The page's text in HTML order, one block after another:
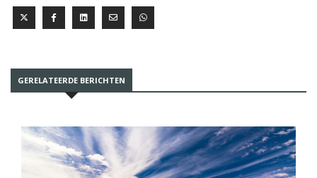
GERELATEERDE BERICHTEN